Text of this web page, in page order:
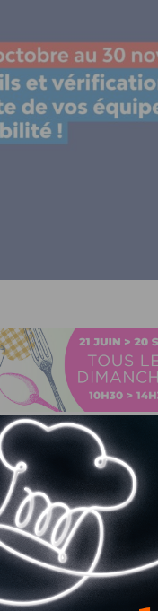
l’association
visibilité des
Du 14 au 21 octobre,
de la route à